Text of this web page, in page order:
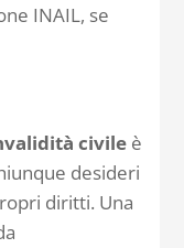
INAIL, se
civile è
desideri
diritti. Una